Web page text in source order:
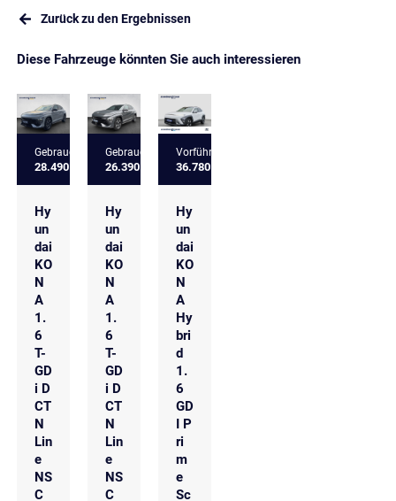
Zurück zu den Ergebnissen
Diese Fahrzeuge könnten Sie auch interessieren
Gebrauchtfahrzeug
28.490 €
Hy
un
dai
KO
N
A
1.
6
T-
GD
i D
CT
N
Lin
e
NS
C
Gebrauchtfahrzeug
26.390 €
Hy
un
dai
KO
N
A
1.
6
T-
GD
i D
CT
N
Lin
e
NS
C
Vorführfahrzeug
36.780 €
Hy
un
dai
KO
N
A
Hy
bri
d
1.
6
GD
I P
ri
m
e
Sc